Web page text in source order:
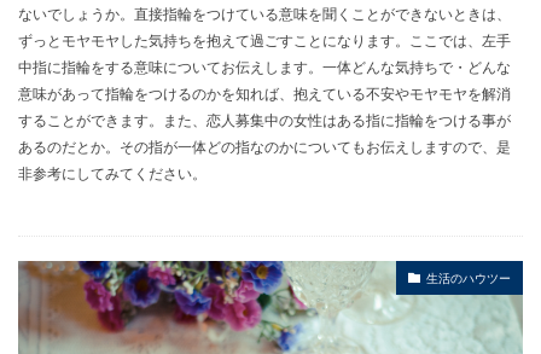
ないでしょうか。直接指輪をつけている意味を聞くことができないときは、
ずっとモヤモヤした気持ちを抱えて過ごすことになります。ここでは、左手
中指に指輪をする意味についてお伝えします。一体どんな気持ちで・どんな
意味があって指輪をつけるのかを知れば、抱えている不安やモヤモヤを解消
することができます。また、恋人募集中の女性はある指に指輪をつける事が
あるのだとか。その指が一体どの指なのかについてもお伝えしますので、是
非参考にしてみてください。
生活のハウツー